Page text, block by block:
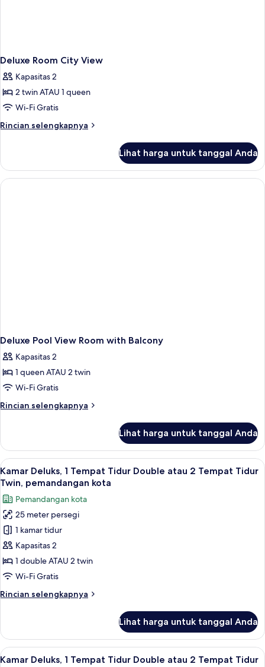
Deluxe Room City View
Kapasitas 2
2 twin ATAU 1 queen
Wi-Fi Gratis
Rincian selengkapnya
Rincian
Deluxe
Room
City
Lihat harga untuk tanggal Anda
Deluxe Pool View Room with Balcony
Kapasitas 2
1 queen ATAU 2 twin
Wi-Fi Gratis
Rincian selengkapnya
Rincian
Deluxe
Pool
View
Room
Balcony
Lihat harga untuk tanggal Anda
Lihat
semua
foto
untuk
Kamar
Deluks,
1
Tempat
Tidur
atau
Tidur
Twin,
6
Kamar Deluks, 1 Tempat Tidur Double atau 2 Tempat Tidur
Twin, pemandangan kota
Pemandangan kota
25 meter persegi
1 kamar tidur
Kapasitas 2
1 double ATAU 2 twin
Wi-Fi Gratis
Rincian selengkapnya
Rincian
Kamar
Deluks,
1
Lihat harga untuk tanggal Anda
Lihat
Brankas, meja kerja, Wi-Fi gratis, dan
6
Kamar Deluks, 1 Tempat Tidur Double atau 2 Tempat Tidur